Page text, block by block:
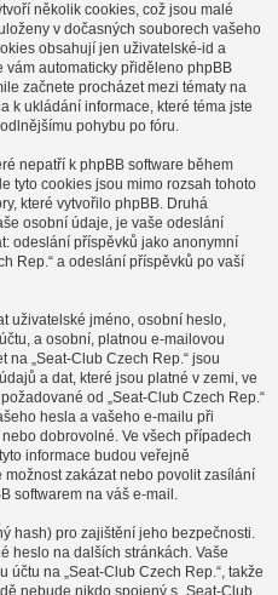
několik cookies, což jsou malé
v dočasných souborech vašeho
obsahují jen uživatelské-id a
automaticky přiděleno phpBB
začnete procházet mezi tématy na
k ukládání informace, které téma jste
pohybu po fóru.
nepatří k phpBB software během
tyto cookies jsou mimo rozsah tohoto
které vytvořilo phpBB. Druhá
osobní údaje, je vaše odeslání
odeslání příspěvků jako anonymní
Rep.“ a odeslání příspěvků po vaší
uživatelské jméno, osobní heslo,
a osobní, platnou e-mailovou
na „Seat-Club Czech Rep.“ jsou
a dat, které jsou platné v zemi, ve
od „Seat-Club Czech Rep.“
hesla a vašeho e-mailu při
dobrovolné. Ve všech případech
informace budou veřejně
zakázat nebo povolit zasílání
softwarem na váš e-mail.
hash) pro zajištění jeho bezpečnosti.
heslo na dalších stránkách. Vaše
účtu na „Seat-Club Czech Rep.“, takže
nebude nikdo spojený s „Seat-Club